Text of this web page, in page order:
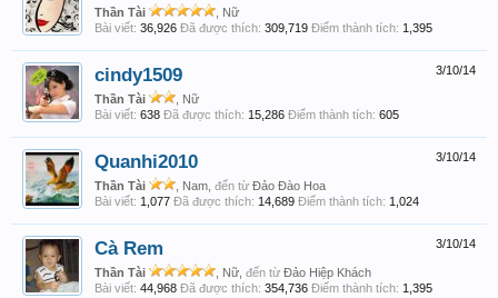
Thần Tài
, Nữ
Bài viết: 36,926 Đã được thích: 309,719 Điểm thành tích: 1,395
3/10/14
cindy1509
Thần Tài
, Nữ
Bài viết: 638 Đã được thích: 15,286 Điểm thành tích: 605
3/10/14
Quanhi2010
Thần Tài , Nam, đến từ Đảo Đào Hoa
Bài viết: 1,077 Đã được thích: 14,689 Điểm thành tích: 1,024
3/10/14
Cà Rem
Thần Tài , Nữ, đến từ Đảo Hiệp Khách
Bài viết: 44,968 Đã được thích: 354,736 Điểm thành tích: 1,395